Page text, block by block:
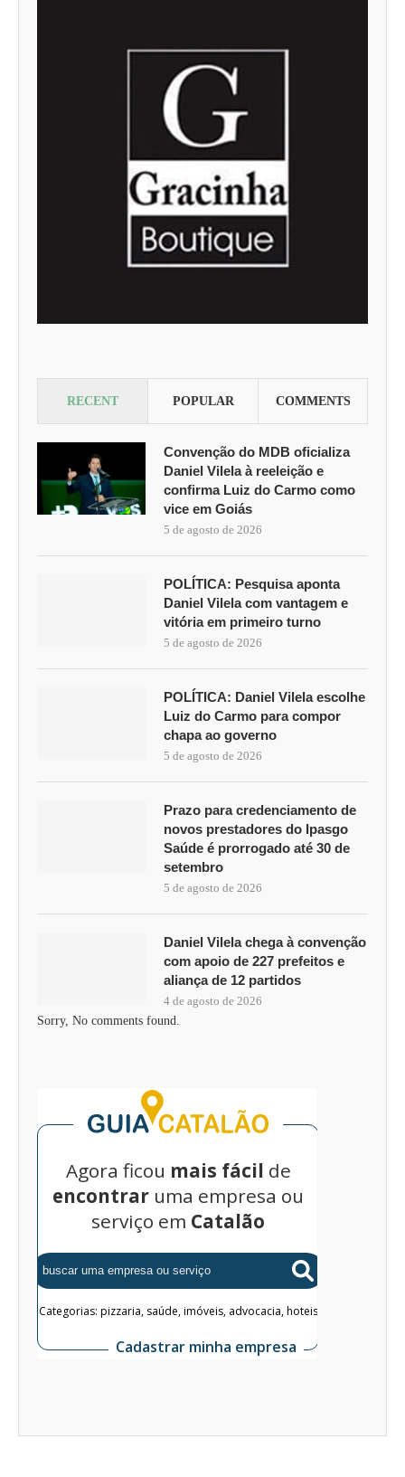
RECENT POPULAR COMMENTS
Convenção do MDB oficializa
Daniel Vilela à reeleição e
confirma Luiz do Carmo como
vice em Goiás
5 de agosto de 2026
POLÍTICA: Pesquisa aponta
Daniel Vilela com vantagem e
vitória em primeiro turno
5 de agosto de 2026
POLÍTICA: Daniel Vilela escolhe
Luiz do Carmo para compor
chapa ao governo
5 de agosto de 2026
Prazo para credenciamento de
novos prestadores do Ipasgo
Saúde é prorrogado até 30 de
setembro
5 de agosto de 2026
Daniel Vilela chega à convenção
com apoio de 227 prefeitos e
aliança de 12 partidos
4 de agosto de 2026
Sorry, No comments found.